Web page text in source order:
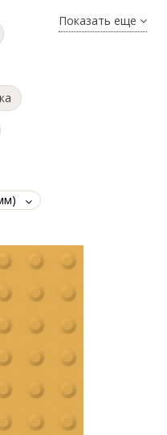
Показать еще